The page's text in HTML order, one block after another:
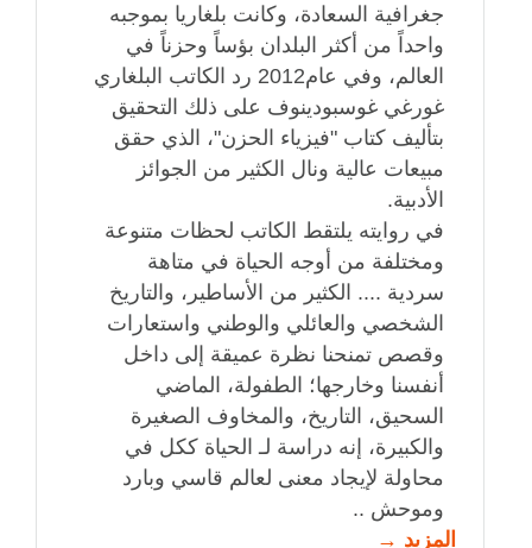
جغرافية السعادة، وكانت بلغاريا بموجبه
واحداً من أكثر البلدان بؤساً وحزناً في
العالم، وفي عام2012 رد الكاتب البلغاري
غورغي غوسبودينوف على ذلك التحقيق
بتأليف كتاب "فيزياء الحزن"، الذي حقق
مبيعات عالية ونال الكثير من الجوائز
الأدبية.
في روايته يلتقط الكاتب لحظات متنوعة
ومختلفة من أوجه الحياة في متاهة
سردية .... الكثير من الأساطير، والتاريخ
الشخصي والعائلي والوطني واستعارات
وقصص تمنحنا نظرة عميقة إلى داخل
أنفسنا وخارجها؛ الطفولة، الماضي
السحيق، التاريخ، والمخاوف الصغيرة
والكبيرة، إنه دراسة لـ الحياة ككل في
محاولة لإيجاد معنى لعالم قاسي وبارد
وموحش ..
المزيد →